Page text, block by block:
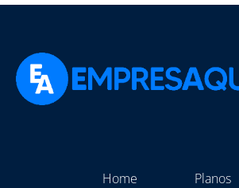
Home
Planos